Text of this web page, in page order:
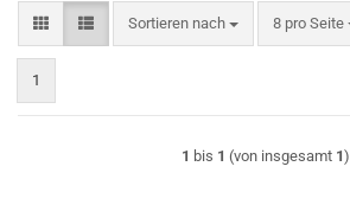
Sortieren nach
Sortieren nach 8 pro Seite
pro Seite
1
1 bis 1 (von insgesamt 1)